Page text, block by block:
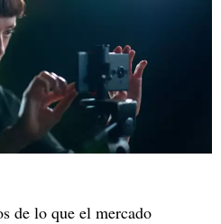
de lo que el mercado